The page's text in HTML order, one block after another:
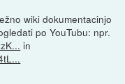
wiki dokumentacinjo
po YouTubu: npr.
in